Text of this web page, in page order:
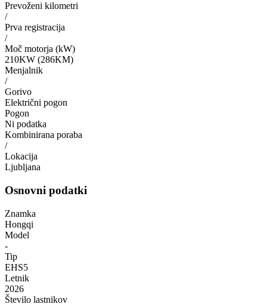
Prevoženi kilometri
/
Prva registracija
/
Moč motorja (kW)
210KW (286KM)
Menjalnik
/
Gorivo
Električni pogon
Pogon
Ni podatka
Kombinirana poraba
/
Lokacija
Ljubljana
Osnovni podatki
Znamka
Hongqi
Model
-
Tip
EHS5
Letnik
2026
Število lastnikov